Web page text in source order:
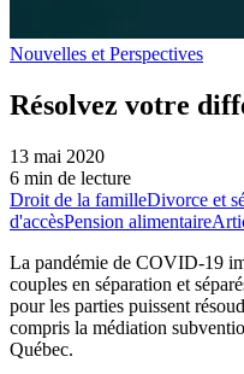
Nouvelles et Perspectives
Résolvez votre
13 mai 2020
6 min de lecture
Droit de la familleDivorce et
d'accèsPension alimentaire
La pandémie de COVID-19
couples en séparation et
pour les parties puissent
compris la médiation
Québec.